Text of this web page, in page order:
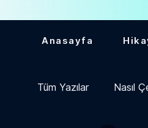
Anasayfa
Tüm Yazılar Nasıl